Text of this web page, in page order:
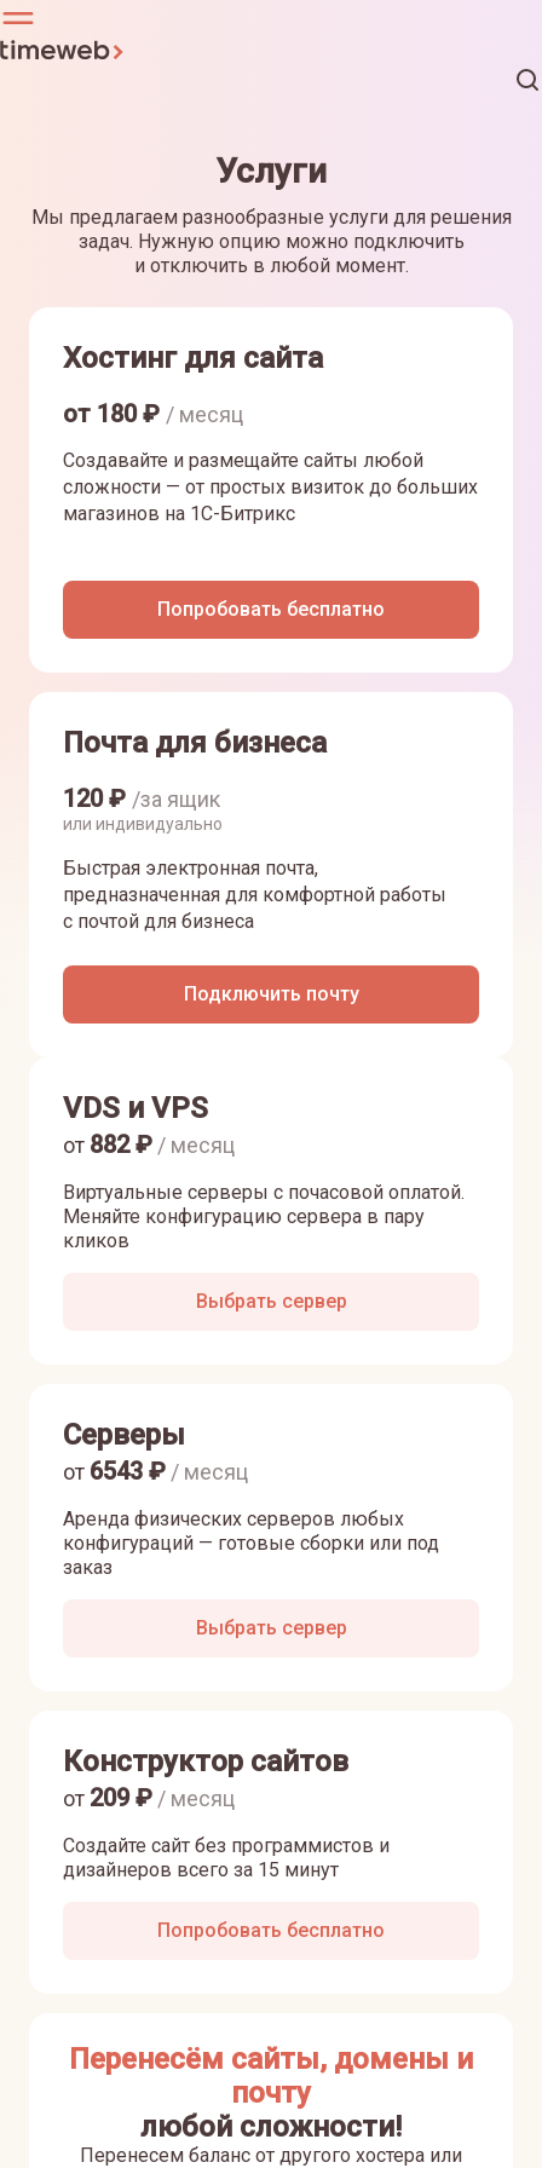
Услуги
Мы предлагаем разнообразные услуги для решения
задач. Нужную опцию можно подключить
и отключить в любой момент.
Хостинг для сайта
от 180₽ / месяц
Создавайте и размещайте сайты любой
сложности — от простых визиток до больших
магазинов на 1С-Битрикс
Попробовать бесплатно
Почта для бизнеса
120₽ /за ящик
или индивидуально
Быстрая электронная почта,
предназначенная для комфортной работы
с почтой для бизнеса
Подключить почту
VDS и VPS
Виртуальные серверы с почасовой оплатой.
Меняйте конфигурацию сервера в пару
кликов
от 882₽ / месяц
Выбрать сервер
Серверы
Аренда физических серверов любых
конфигураций — готовые сборки или под
заказ
от 6543 ₽ / месяц
Выбрать сервер
Конструктор сайтов
Создайте сайт без программистов и
дизайнеров всего за 15 минут
от 209₽ / месяц
Попробовать бесплатно
Перенесём сайты, домены и
почту
любой сложности!
Перенесем баланс от другого хостера или